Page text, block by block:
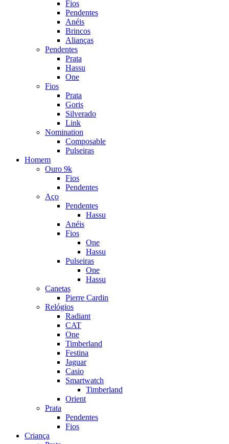
Fios
Pendentes
Anéis
Brincos
Alianças
Pendentes
Prata
Hassu
One
Fios
Prata
Goris
Silverado
Link
Nomination
Composable
Pulseiras
Homem
Ouro 9k
Fios
Pendentes
Aço
Pendentes
Hassu
Anéis
Fios
One
Hassu
Pulseiras
One
Hassu
Canetas
Pierre Cardin
Relógios
Radiant
CAT
One
Timberland
Festina
Jaguar
Casio
Smartwatch
Timberland
Orient
Prata
Pendentes
Fios
Criança